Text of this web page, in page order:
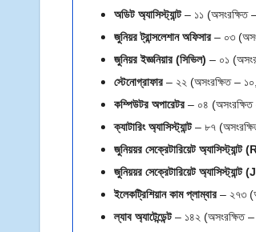
অডিট অ্যাসিস্ট্যান্ট– ১১
জুনিয়র ট্রান্সলেশান অফিসার– ০৩
জুনিয়র ইজ্ঞনিয়ার (সিভিল) – ০১
স্টেনোগ্রাফার – ২২ (অসংরক্ষিত –
কম্পিউটর অপারেটর – ০৪
ক্যাটারিং অ্যাসিস্ট্যান্ট– ৮৭
জুনিয়য়র সেক্রেটারিয়েট
জুনিয়য়র সেক্রেটারিয়েট
ইলেকট্রিশিয়ান কাম প্লাম্বার – ২৭৩
ল্যাব অ্যাটেন্ডেন্ট– ১৪২ (অসংরক্ষিত